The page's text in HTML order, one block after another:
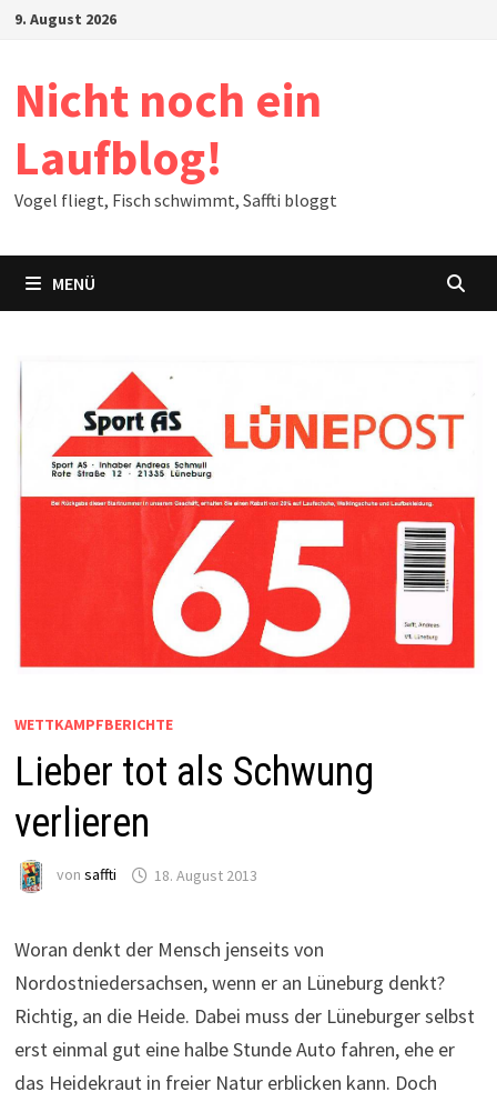
Zum9. August 2026
Nicht noch ein
Laufblog!
Vogel fliegt, Fisch schwimmt, Saffti bloggt
MENÜ
WETTKAMPFBERICHTE
Lieber tot als Schwung
verlieren
von saffti 18. August 2013
Woran denkt der Mensch jenseits von
Nordostniedersachsen, wenn er an Lüneburg denkt?
Richtig, an die Heide. Dabei muss der Lüneburger selbst
erst einmal gut eine halbe Stunde Auto fahren, ehe er
das Heidekraut in freier Natur erblicken kann. Doch